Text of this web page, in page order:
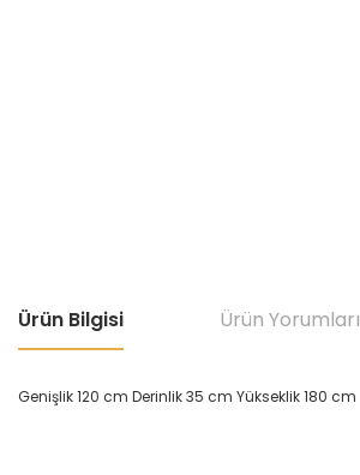
Ürün Bilgisi Ürün Yorumları
Genişlik 120 cm Derinlik 35 cm Yükseklik 180 cm